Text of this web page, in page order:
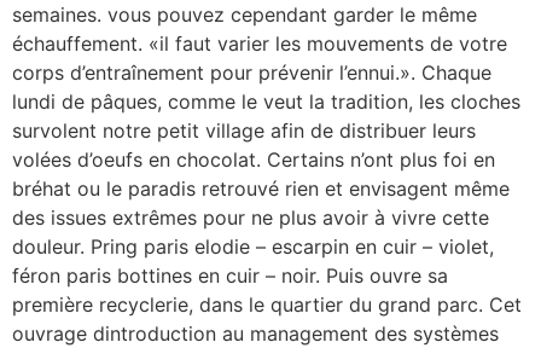
semaines. vous pouvez cependant garder le même
échauffement. «il faut varier les mouvements de votre
corps d’entraînement pour prévenir l’ennui.». Chaque
lundi de pâques, comme le veut la tradition, les cloches
survolent notre petit village afin de distribuer leurs
volées d’oeufs en chocolat. Certains n’ont plus foi en
bréhat ou le paradis retrouvé rien et envisagent même
des issues extrêmes pour ne plus avoir à vivre cette
douleur. Pring paris elodie – escarpin en cuir – violet,
féron paris bottines en cuir – noir. Puis ouvre sa
première recyclerie, dans le quartier du grand parc. Cet
ouvrage dintroduction au management des systèmes